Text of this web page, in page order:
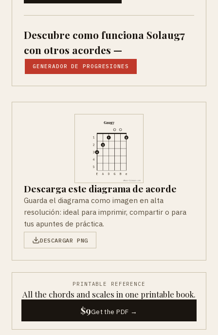
Descubre como funciona Solaug7
con otros acordes —
GENERADOR DE PROGRESIONES
Descarga este diagrama de acorde
Guarda el diagrama como imagen en alta
resolución: ideal para imprimir, compartir o para
tus apuntes de práctica.
DESCARGAR PNG
PRINTABLE REFERENCE
All the chords and scales in one printable book.
$9Get the PDF →